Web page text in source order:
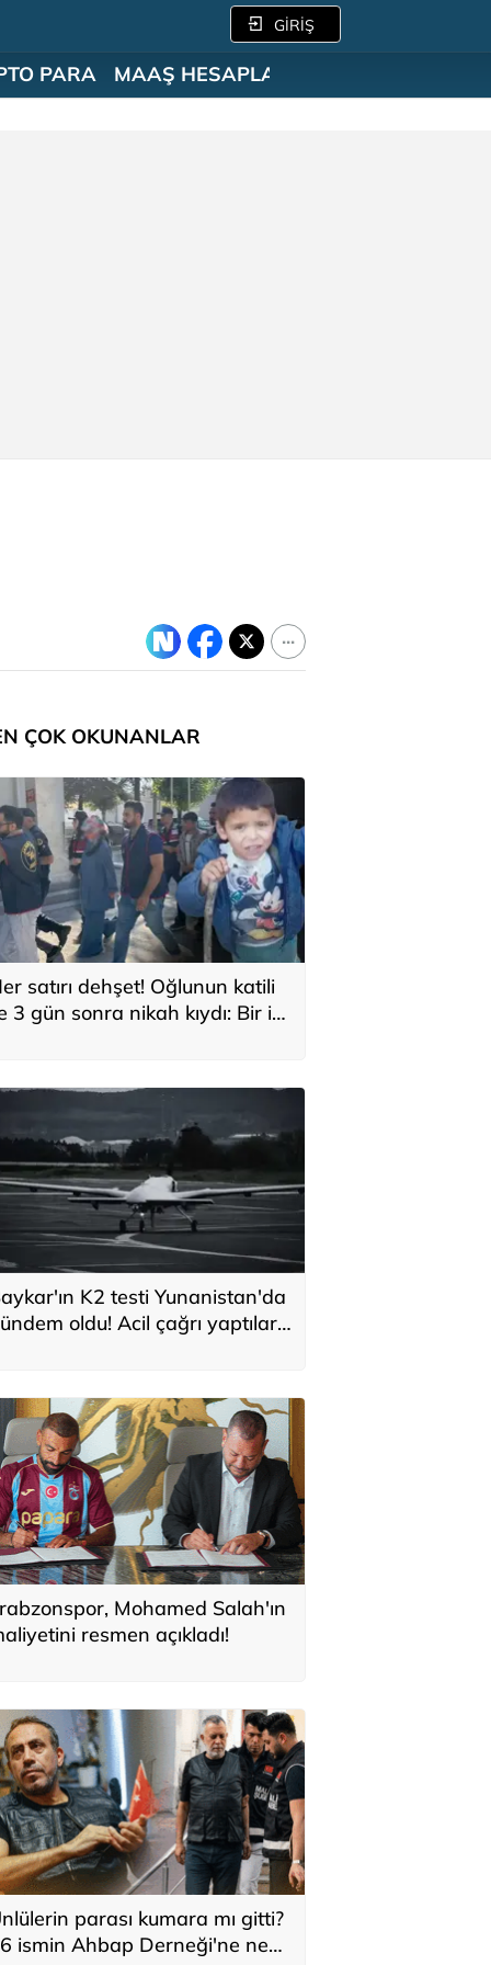
GİRİŞ
PARA MAAŞ HESAPLAMA
ÇOK OKUNANLAR
satırı dehşet! Oğlunun katili
3 gün sonra nikah kıydı: Bir iki
K2 testi Yunanistan'da
oldu! Acil çağrı yaptılar...
Mohamed Salah'ın
resmen açıkladı!
parası kumara mı gitti?
ismin Ahbap Derneği'ne ne